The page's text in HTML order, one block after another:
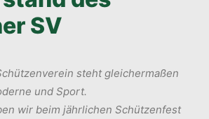
SV
steht gleichermaßen
und Sport.
wir beim jährlichen Schützenfest